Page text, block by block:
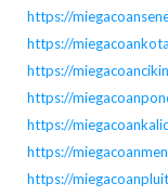
https://
https://
https://
https://
https://
https://
https://